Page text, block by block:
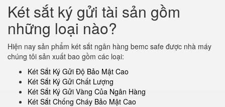
Két sắt ký gửi tài sản gồm
những loại nào?
Hiện nay sản phẩm két sắt ngân hàng bemc safe được nhà máy
chúng tôi sản xuất bao gồm các loại:
Két Sắt Ký Gửi Độ Bảo Mật Cao
Két Sắt Ký Gửi Chất Lượng
Két Sắt Ký Gửi Vàng Của Ngân Hàng
Két Sắt Chống Cháy Bảo Mật Cao